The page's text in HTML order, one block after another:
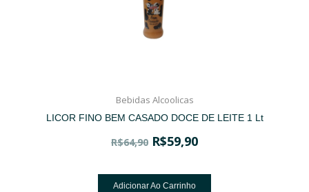
Bebidas Alcoolicas
LICOR FINO BEM CASADO DOCE DE LEITE 1 Lt
R$64,90 R$59,90
Adicionar Ao Carrinho